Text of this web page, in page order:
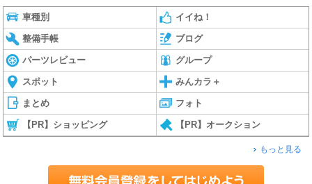
車種別 イイね！
整備手帳 ブログ
パーツレビュー グループ
スポット みんカラ＋
まとめ フォト
【PR】ショッピング 【PR】オークション
もっと見る